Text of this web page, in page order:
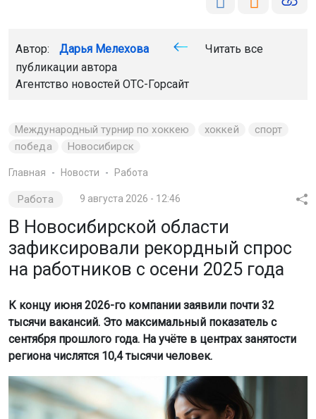
Автор: Дарья Мелехова
Читать все
публикации автора
Агентство новостей ОТС-Горсайт
Международный турнир по хоккею хоккей
спорт
победа
Новосибирск
Главная Новости Работа
Работа 9 августа 2026 - 12:46
В Новосибирской области
зафиксировали рекордный спрос
на работников с осени 2025 года
К концу июня 2026-го компании заявили почти 32
тысячи вакансий. Это максимальный показатель с
сентября прошлого года. На учёте в центрах занятости
региона числятся 10,4 тысячи человек.